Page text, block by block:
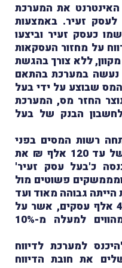
את המערכת
לעסק זעיר. באמצעות
כעסק זעיר וביצעו
מס עבור שנת 2024 לדווח על מחזור העסקאות
ללא צורך בהגשת
נעשה במערכת בהתאם
שבוצע על ידי בעל
החזר מס, המערכת
הבנק של בעל
חודש נובמבר 2024 פתחה רשות המסים בפני
עסקים עם מחזור העסקאות של עד 120 אלף ₪ את
כ'בעל עסק זעיר'
פשוטים מול
גבוהה מאוד ועד
סוף דצמבר 2024 נרשמו כ-40 אלף עסקים, אשר על
פי הערכות רשות המסים מהווים למעלה מ-10%
למערכת לדיווח
את חובת הדיווח